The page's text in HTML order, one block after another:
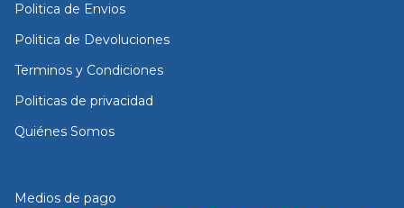
Politica de Envios
Politica de Devoluciones
Terminos y Condiciones
Politicas de privacidad
Quiénes Somos
Medios de pago